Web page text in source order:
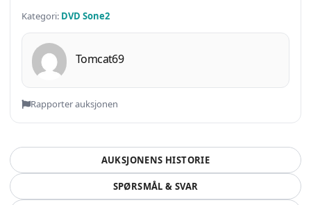
Kategori: DVD Sone2
Tomcat69
Rapporter auksjonen
AUKSJONENS HISTORIE
SPØRSMÅL & SVAR